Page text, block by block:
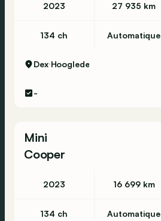
2023 27 935 km
134 ch Automatique
Dex Hooglede
-
Mini
Cooper
2023 16 699 km
134 ch Automatique